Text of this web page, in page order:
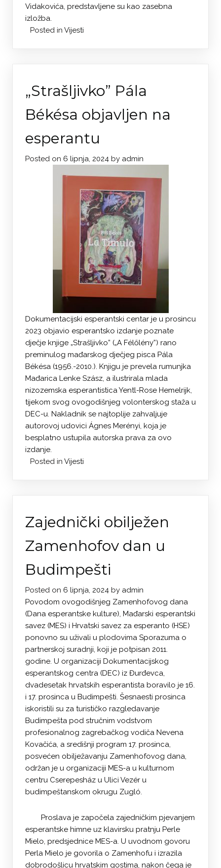
Vidakovića, predstavljene su kao zasebna
izložba.
Posted in Vijesti
„Strašljivko” Pála
Békésa objavljen na
esperantu
Posted on 6 lipnja, 2024 by admin
Dokumentacijski esperantski centar je u prosincu
2023 objavio esperantsko izdanje poznate
dječje knjige „Strašljivko” („A Félőlény”) rano
preminulog mađarskog dječjeg pisca Pála
Békésa (1956.-2010.). Knjigu je prevela rumunjka
Mađarica Lenke Szász, a ilustrirala mlada
nizozemska esperantistica Yentl-Rose Hemelrijk,
tijekom svog ovogodišnjeg volonterskog staža u
DEC-u. Nakladnik se najtoplije zahvaljuje
autorovoj udovici Ágnes Merényi, koja je
besplatno ustupila autorska prava za ovo
izdanje.
Posted in Vijesti
Zajednički obilježen
Zamenhofov dan u
Budimpešti
Posted on 6 lipnja, 2024 by admin
Povodom ovogodišnjeg Zamenhofovog dana
(Dana esperantske kulture), Mađarski esperantski
savez (MES) i Hrvatski savez za esperanto (HSE)
ponovno su uživali u plodovima Sporazuma o
partnerskoj suradnji, koji je potpisan 2011.
godine. U organizaciji Dokumentacijskog
esperantskog centra (DEC) iz Đurđevca,
dvadesetak hrvatskih esperantista boravilo je 16.
i 17. prosinca u Budimpešti. Šesnaesti prosinca
iskoristili su za turističko razgledavanje
Budimpešta pod stručnim vodstvom
profesionalnog zagrebačkog vodiča Nevena
Kovačića, a središnji program 17. prosinca,
posvećen obilježavanju Zamenhofovog dana,
održan je u organizaciji MES-a u kulturnom
centru Cserepesház u Ulici Vezér u
budimpeštanskom okrugu Zugló.
Proslava je započela zajedničkim pjevanjem
esperantske himne uz klavirsku pratnju Perle
Mielo, predsjednice MES-a. U uvodnom govoru
Perla Mielo je govorila o Zamenhofu i izrazila
dobrodošlicu hrvatskim gostima, nakon čega je